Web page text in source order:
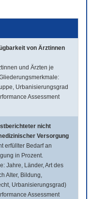
von Ärztinnen
und Ärzten je
Urbanisierungsgrad
Assessment
nicht
Versorgung
erfüllter Bedarf an
in Prozent.
Jahre, Länder, Art des
Alter, Bildung,
Urbanisierungsgrad)
Assessment